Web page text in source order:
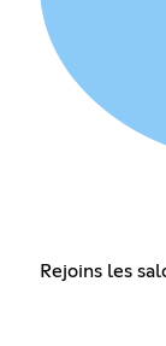
Rejoins les